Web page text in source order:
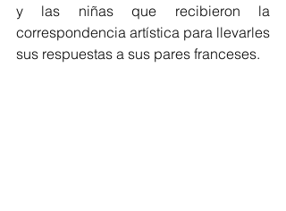
y las niñas que recibieron la
correspondencia artística para llevarles
sus respuestas a sus pares franceses.